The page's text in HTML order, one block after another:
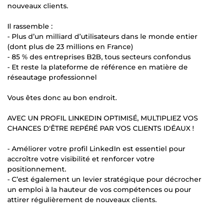
nouveaux clients.
Il rassemble :
- Plus d’un milliard d’utilisateurs dans le monde entier
(dont plus de 23 millions en France)
- 85 % des entreprises B2B, tous secteurs confondus
- Et reste la plateforme de référence en matière de
réseautage professionnel
Vous êtes donc au bon endroit.
AVEC UN PROFIL LINKEDIN OPTIMISÉ, MULTIPLIEZ VOS
CHANCES D'ÊTRE REPÉRÉ PAR VOS CLIENTS IDÉAUX !
- Améliorer votre profil LinkedIn est essentiel pour
accroître votre visibilité et renforcer votre
positionnement.
- C’est également un levier stratégique pour décrocher
un emploi à la hauteur de vos compétences ou pour
attirer régulièrement de nouveaux clients.